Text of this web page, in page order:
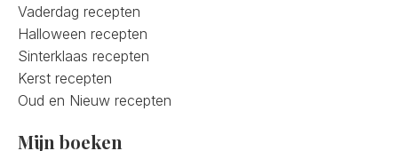
Vaderdag recepten
Halloween recepten
Sinterklaas recepten
Kerst recepten
Oud en Nieuw recepten
Mijn boeken